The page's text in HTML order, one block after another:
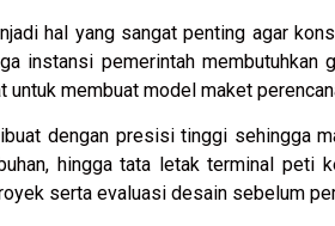
hal yang sangat penting agar
instansi pemerintah membutuhkan
membuat model maket
dengan presisi tinggi sehingga
hingga tata letak terminal
serta evaluasi desain sebelum